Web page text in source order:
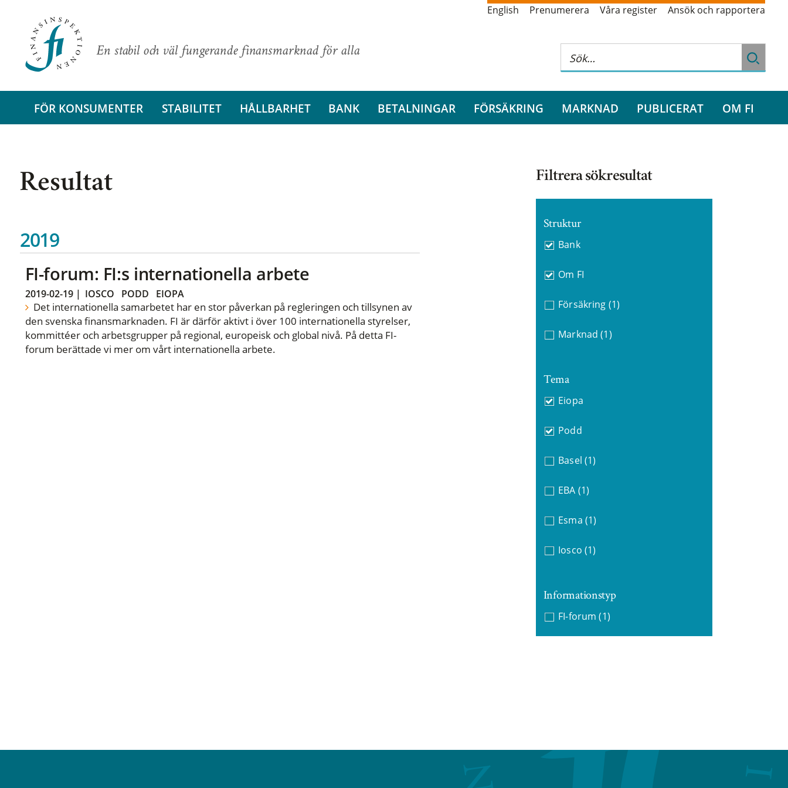
En stabil och väl fungerande finansmarknad för alla
English Prenumerera Våra register Ansök och rapportera
FÖR KONSUMENTER STABILITET HÅLLBARHET BANK BETALNINGAR FÖRSÄKRING MARKNAD PUBLICERAT OM FI
Resultat
2019
FI-forum: FI:s internationella arbete
2019-02-19| IOSCO PODD EIOPA
Det internationella samarbetet har en stor påverkan på regleringen och tillsynen av
den svenska finansmarknaden. FI är därför aktivt i över 100 internationella styrelser,
kommittéer och arbetsgrupper på regional, europeisk och global nivå. På detta FI-
forum berättade vi mer om vårt internationella arbete.
Filtrera sökresultat
Struktur
Bank
Om FI
Försäkring (1)
Marknad (1)
Tema
Eiopa
Podd
Basel (1)
EBA (1)
Esma (1)
Iosco (1)
Informationstyp
FI-forum (1)